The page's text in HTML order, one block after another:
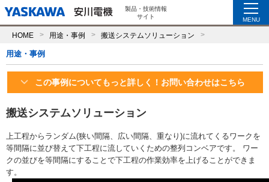
製品・技術情報
サイト
MENU
HOME 用途・事例 搬送システムソリューション
用途・事例
この事例についてもっと詳しく！お問い合わせはこちら
搬送システムソリューション
上工程からランダム(狭い間隔、広い間隔、重なり)に流れてくるワークを
等間隔に並び替えて下工程に流していくための整列コンベアです。 ワー
クの並びを等間隔にすることで下工程の作業効率を上げることができま
す。